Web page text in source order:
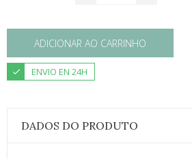
ADICIONAR AO CARRINHO
ENVIO EN 24H
DADOS DO PRODUTO